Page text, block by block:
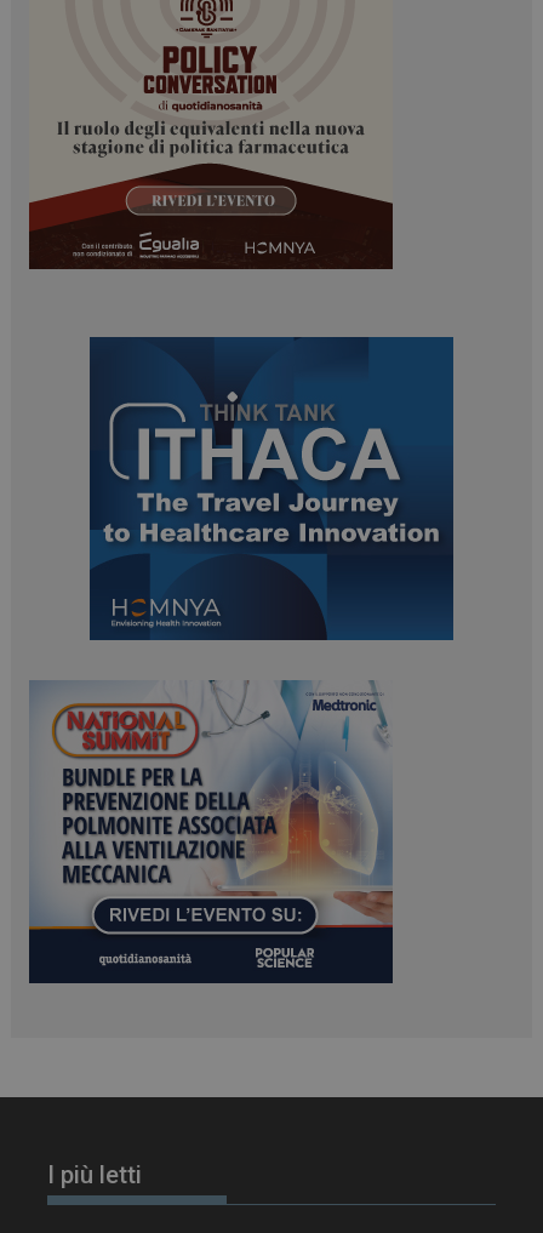
I più letti
PHPSESSID
PHP.net
tracking-sites-
ironfish-session-id
www.dailyhealthindustry.it
Microsoft Corporation
.www.dailyhealthindustry.it
tracking-sites-
ironfish-tracking-
enable
2 giorni